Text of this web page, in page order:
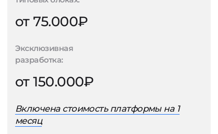
от 75.000₽
Эксклюзивная
разработка:
от 150.000₽
Включена стоимость платформы на 1
месяц